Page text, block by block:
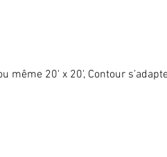
même 20' x 20', Contour